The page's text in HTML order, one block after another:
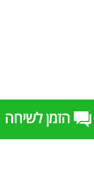
הזמן לשיחה